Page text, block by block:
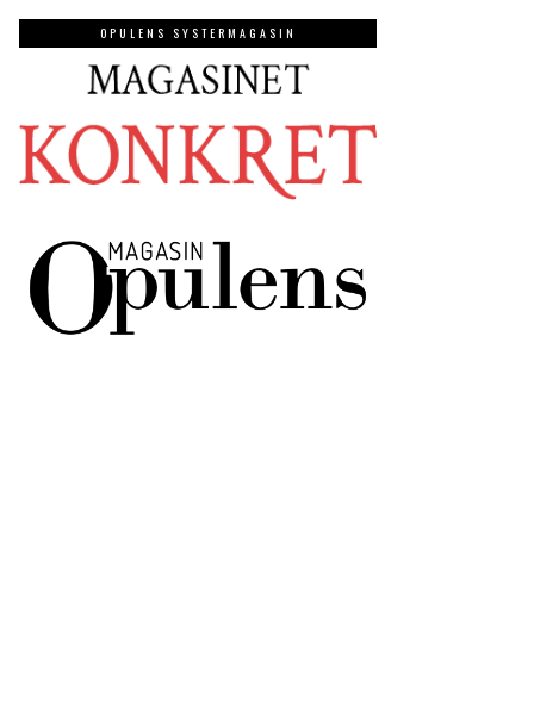
OPULENS SYSTERMAGASIN